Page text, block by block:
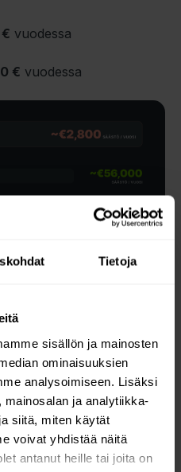
Tietoja
sisällön ja mainosten
ominaisuuksien
analysoimiseen. Lisäksi
ja analytiikka-
siitä, miten käytät
voivat yhdistää näitä
antanut heille tai joita on
vuodessa
€ vuodessa
matkaa ajavan kaluston
jätehuoltoyhtiö,
(lyhyet
saavutti 10 %:n
Ruotsin
ajotapavalmennuksen ja
avulla – noin 24 900 €